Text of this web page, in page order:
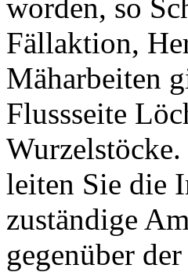
worden, so
Fällaktion,
Mäharbeiten
Flussseite
leiten Sie die
zuständige
gegenüber